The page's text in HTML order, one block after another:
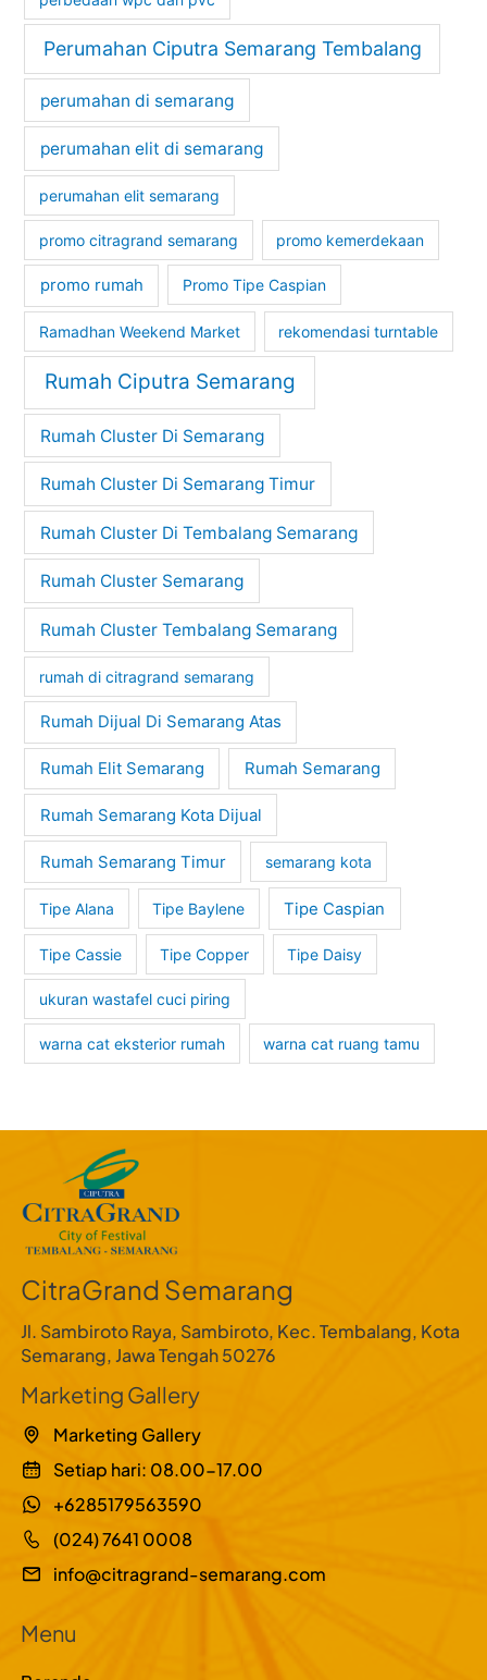
Perumahan Ciputra Semarang Tembalang
perumahan di semarang
perumahan elit di semarang
perumahan elit semarang
promo citragrand semarang promo kemerdekaan
promo rumah Promo Tipe Caspian
Ramadhan Weekend Market rekomendasi turntable
Rumah Ciputra Semarang
Rumah Cluster Di Semarang
Rumah Cluster Di Semarang Timur
Rumah Cluster Di Tembalang Semarang
Rumah Cluster Semarang
Rumah Cluster Tembalang Semarang
rumah di citragrand semarang
Rumah Dijual Di Semarang Atas
Rumah Elit Semarang Rumah Semarang
Rumah Semarang Kota Dijual
Rumah Semarang Timur semarang kota
Tipe Alana Tipe Baylene Tipe Caspian
Tipe Cassie Tipe Copper Tipe Daisy
ukuran wastafel cuci piring
warna cat eksterior rumah warna cat ruang tamu
CitraGrand Semarang
Jl. Sambiroto Raya, Sambiroto, Kec. Tembalang, Kota
Semarang, Jawa Tengah 50276
Marketing Gallery
Marketing Gallery
Setiap hari: 08.00-17.00
+6285179563590
(024) 7641 0008
info@citragrand-semarang.com
Menu